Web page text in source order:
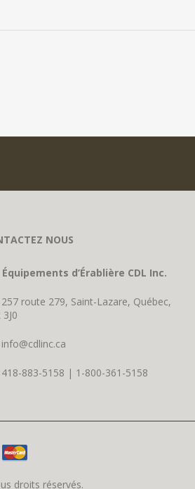
NOUS
Équipements d’Érablière CDL Inc.
257 route 279, Saint-Lazare, Québec,
3J0
info@cdlinc.ca
418-883-5158 | 1-800-361-5158
droits réservés.